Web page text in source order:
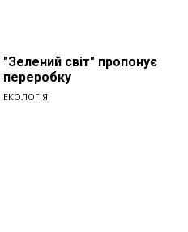
"Зелений світ" пропонує
переробку
ЕКОЛОГІЯ